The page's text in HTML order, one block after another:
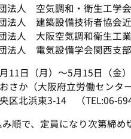
空気調和・衛生工学会
建築設備技術者協会近
阪空気調和衛生工業
気設備学会関西支部
日（月）～5月15日（金）
（大阪府立労働センター
東3-14 （TEL:06-
で、定員になり次第締め切